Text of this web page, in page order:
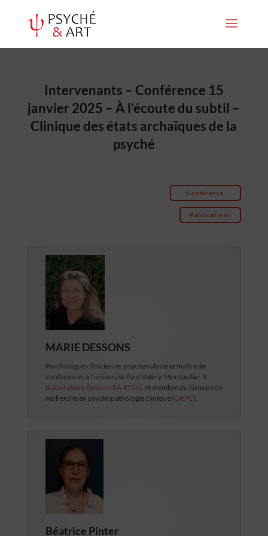
Intervenants – Conférence 15
janvier 2025 – À l’écoute du subtil –
Clinique des états archaïques de la
psyché
Conférence
Publications
MARIE DESSONS
Psychologue clinicienne, psychanalyste et maître de
conférences à l’université Paul-Valéry, Montpellier 3
(Laboratoire Epsylon EA 4556), et membre du Groupe de
recherche en psychopathologie clinique (GRPC).
Béatrice Pinter